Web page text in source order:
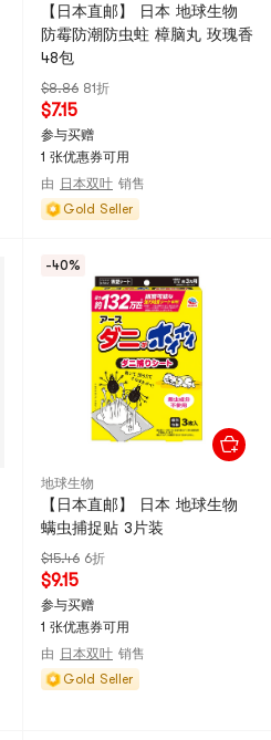
【日本直邮】 日本 地球生物
防霉防潮防虫蛀 樟脑丸 玫瑰香
48包
$8.86 81折
$7.15
参与买赠
1 张优惠券可用
由 日本双叶 销售
Gold Seller
-40%
地球生物
【日本直邮】 日本 地球生物
螨虫捕捉贴 3片装
$15.46 6折
$9.15
参与买赠
1 张优惠券可用
由 日本双叶 销售
Gold Seller